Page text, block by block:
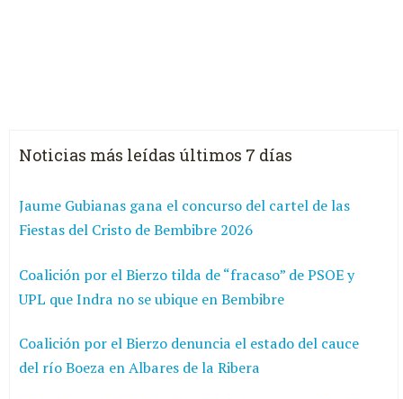
Noticias más leídas últimos 7 días
Jaume Gubianas gana el concurso del cartel de las
Fiestas del Cristo de Bembibre 2026
Coalición por el Bierzo tilda de “fracaso” de PSOE y
UPL que Indra no se ubique en Bembibre
Coalición por el Bierzo denuncia el estado del cauce
del río Boeza en Albares de la Ribera